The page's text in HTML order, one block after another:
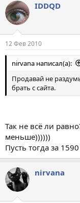
IDDQD
12 Фев 2010
nirvana написал(а):
Продавай не
брать с сайта.
Так не всё ли
меньше))))))
Пусть тогда за
nirvana